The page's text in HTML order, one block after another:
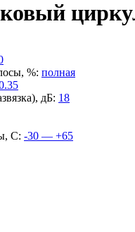
%: полная
дБ: 18
С: -30 — +65